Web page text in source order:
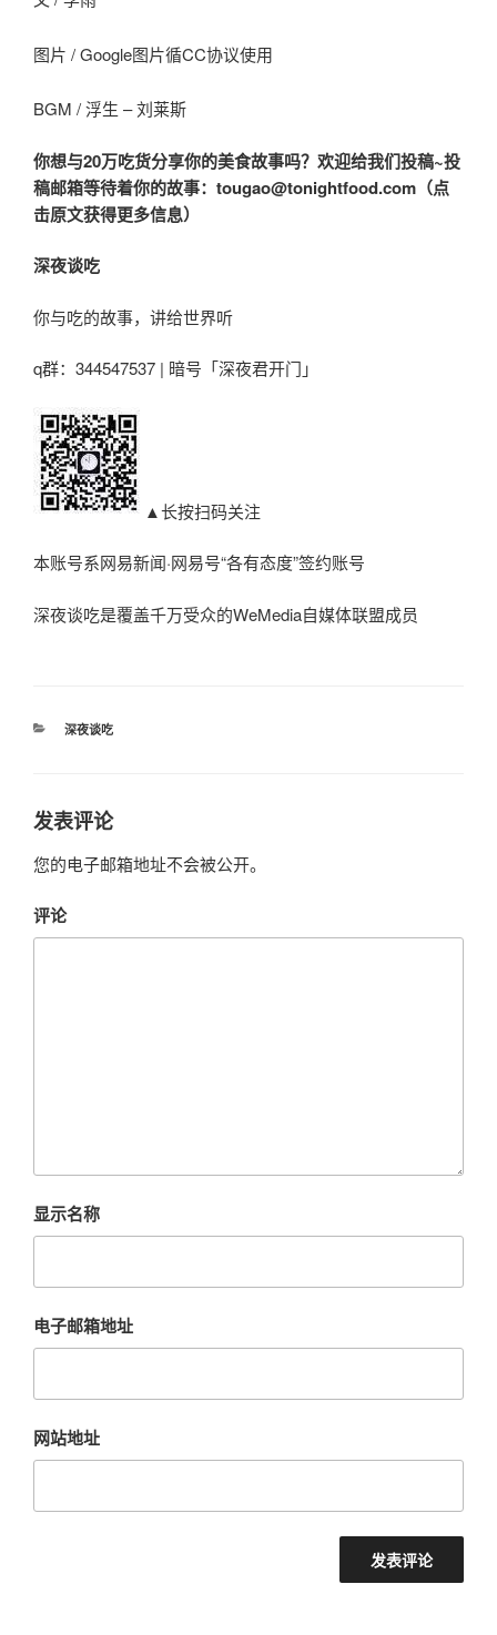
图片 / Google图片循CC协议使用
BGM / 浮生 – 刘莱斯
你想与20万吃货分享你的美食故事吗？欢迎给我们投稿~投
稿邮箱等待着你的故事：tougao@tonightfood.com（点
击原文获得更多信息）
深夜谈吃
你与吃的故事，讲给世界听
q群：344547537 | 暗号「深夜君开门」
▲长按扫码关注
本账号系网易新闻·网易号“各有态度”签约账号
深夜谈吃是覆盖千万受众的WeMedia自媒体联盟成员
分
深夜谈吃
发表评论
您的电子邮箱地址不会被公开。
评论
显示名称
电子邮箱地址
网站地址